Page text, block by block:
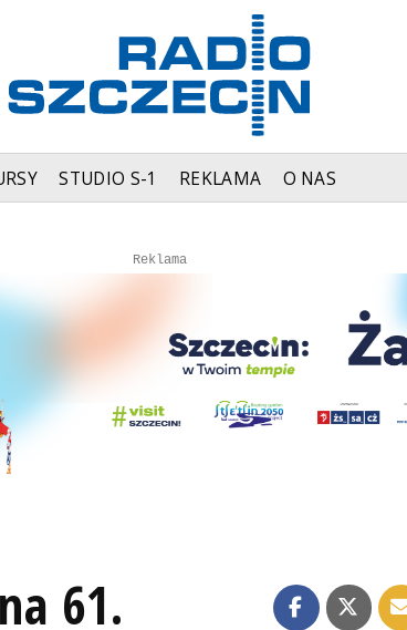
STUDIO S-1 REKLAMA O NAS
Reklama
Autopromocja
Autopromocja
61.